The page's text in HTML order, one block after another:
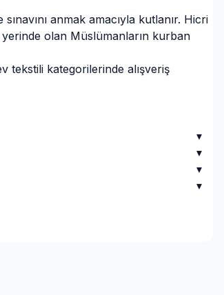
anmak amacıyla kutlanır. Hicri
olan Müslümanların kurban
kategorilerinde alışveriş
▾
▾
▾
▾